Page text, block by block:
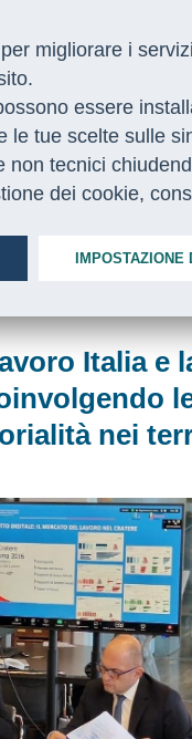
COSA
sisma
Italia e
nei
migliorare i
essere
le tue scelte sulle
non tecnici
dei cookie,
IMPOSTAZIONE